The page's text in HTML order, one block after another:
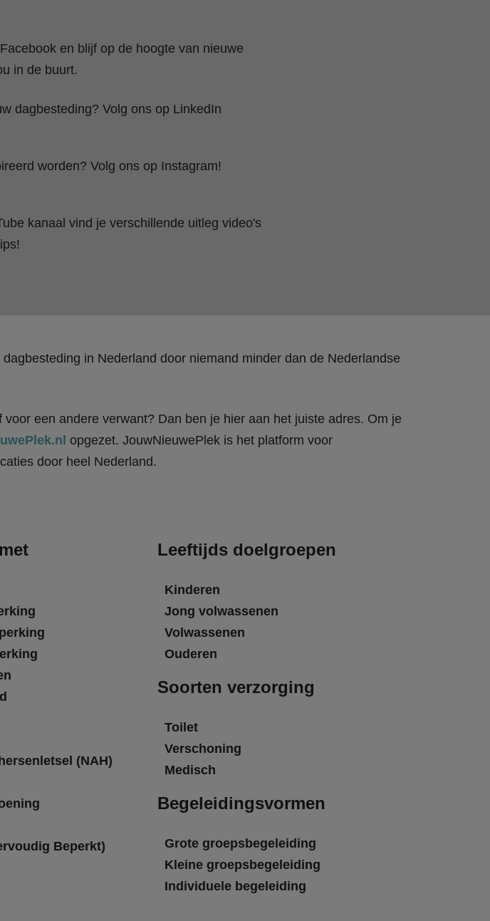
en blijf op de hoogte van nieuwe
in de buurt.
dagbesteding? Volg ons op LinkedIn
worden? Volg ons op Instagram!
kanaal vind je verschillende uitleg video's
in Nederland door niemand minder dan de Nederlandse
een andere verwant? Dan ben je hier aan het juiste adres. Om je
opgezet. JouwNieuwePlek is het platform voor
door heel Nederland.
(NAH)
Beperkt)
Leeftijds doelgroepen
Kinderen
Jong volwassenen
Volwassenen
Ouderen
Soorten verzorging
Toilet
Verschoning
Medisch
Begeleidingsvormen
Grote groepsbegeleiding
Kleine groepsbegeleiding
Individuele begeleiding